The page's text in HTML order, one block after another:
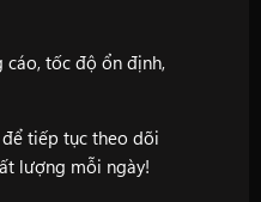
cáo, tốc độ ổn định,
tiếp tục theo dõi
lượng mỗi ngày!